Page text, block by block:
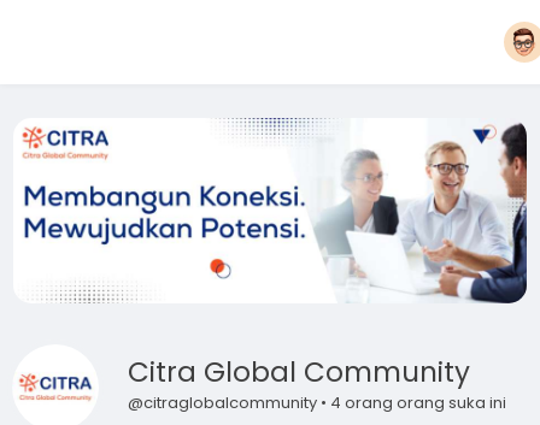
Citra Global Community
@citraglobalcommunity • 4 orang orang suka ini